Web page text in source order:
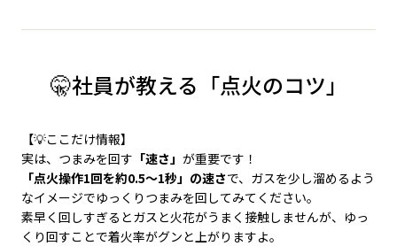
🤫社員が教える「点火のコツ」
【💡ここだけ情報】
実は、つまみを回す 「速さ」 が重要です！
「点火操作1回を約0.5～1秒」の速さで、ガスを少し溜めるよう
なイメージでゆっくりつまみを回してみてください。
素早く回しすぎるとガスと火花がうまく接触しませんが、ゆっ
くり回すことで着火率がグンと上がりますよ。